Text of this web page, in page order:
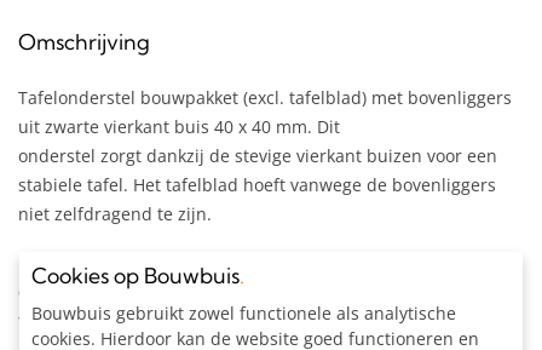
Omschrijving
Tafelonderstel bouwpakket (excl. tafelblad) met bovenliggers
uit zwarte vierkant buis 40 x 40 mm. Dit
onderstel zorgt dankzij de stevige vierkant buizen voor een
stabiele tafel. Het tafelblad hoeft vanwege de bovenliggers
niet zelfdragend te zijn.
Bestel het onderstel minimaal enkele centimeters kleiner
dan het tafelblad zodat de koppelingen niet buiten het
tafelblad steken.
Cookies op Bouwbuis
Bouwbuis gebruikt zowel functionele als analytische
cookies. Hierdoor kan de website goed functioneren en